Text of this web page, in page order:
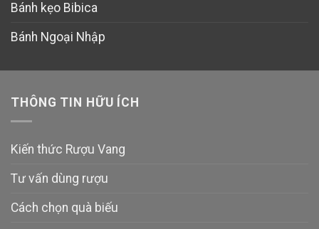
Bánh kẹo Bibica
Bánh Ngoại Nhập
THÔNG TIN HỮU ÍCH
Kiến thức Rượu Vang
Tư vấn dùng rượu
Cách chọn quà biếu